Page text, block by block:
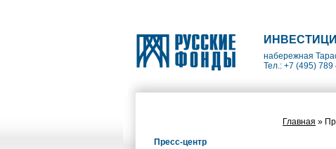
набережная
Тел.: +7 (495)
Пресс-центр
Главная »